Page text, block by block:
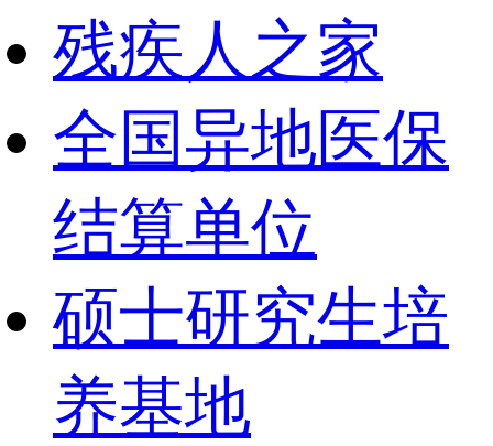
残疾人之家
全国异地医保
结算单位
硕士研究生培
养基地